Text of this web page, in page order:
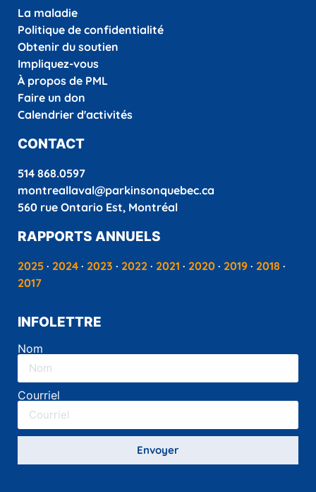
La maladie
Politique de confidentialité
Obtenir du soutien
Impliquez-vous
À propos de PML
Faire un don
Calendrier d'activités
CONTACT
514 868.0597
montreallaval@parkinsonquebec.ca
560 rue Ontario Est, Montréal
RAPPORTS ANNUELS
2025 · 2024 · 2023 · 2022 · 2021 · 2020 · 2019 · 2018 ·
2017
INFOLETTRE
Nom
Courriel
Envoyer